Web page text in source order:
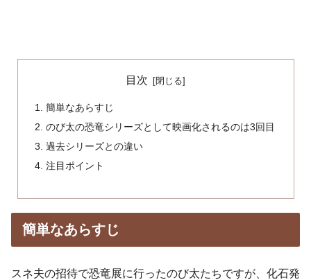
目次
簡単なあらすじ
のび太の恐竜シリーズとして映画化されるのは3回目
過去シリーズとの違い
注目ポイント
簡単なあらすじ
スネ夫の招待で恐竜展に行ったのび太たちですが、化石発